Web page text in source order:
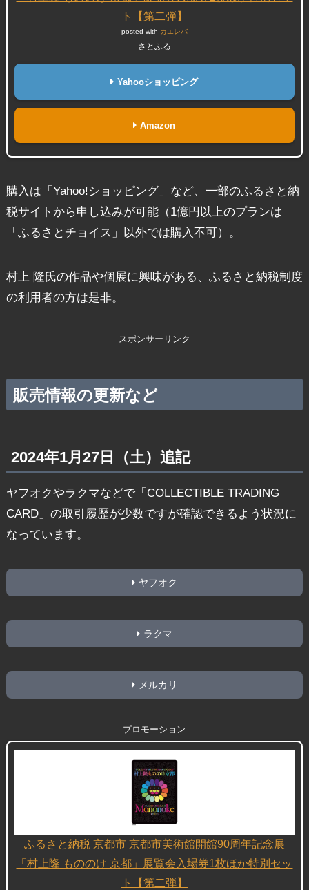
ト【第二弾】
posted with カエレバ
さとふる
Yahooショッピング
Amazon
購入は「Yahoo!ショッピング」など、一部のふるさと納
税サイトから申し込みが可能（1億円以上のプランは
「ふるさとチョイス」以外では購入不可）。
村上 隆氏の作品や個展に興味がある、ふるさと納税制度
の利用者の方は是非。
スポンサーリンク
販売情報の更新など
2024年1月27日（土）追記
ヤフオクやラクマなどで「COLLECTIBLE TRADING
CARD」の取引履歴が少数ですが確認できるよう状況に
なっています。
ヤフオク
ラクマ
メルカリ
プロモーション
ふるさと納税 京都市 京都市美術館開館90周年記念展
「村上隆 もののけ 京都」展覧会入場券1枚ほか特別セッ
ト【第二弾】